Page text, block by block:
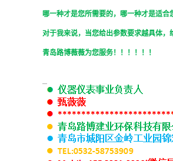
哪一种才是您所需要的，哪一种才是适合
对于我来说，当您给出参数要求越具体，
青岛路博薇薇为您服务！！！！！！